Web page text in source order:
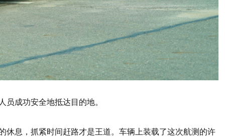
成功安全地抵达目的地。
休息，抓紧时间赶路才是王道。车辆上装载了这次航测的许